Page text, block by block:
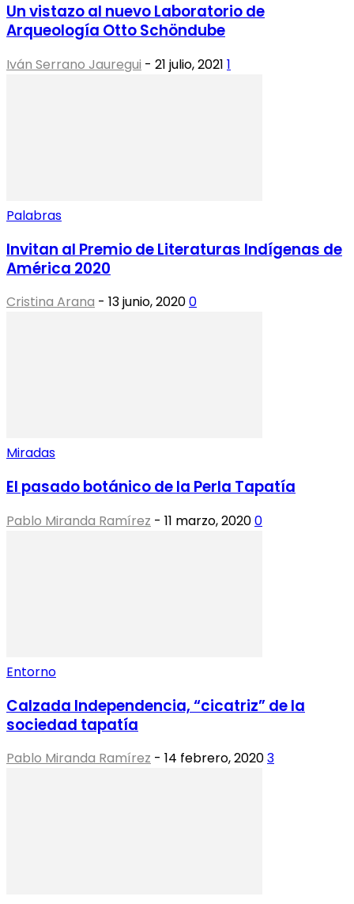
Un vistazo al nuevo Laboratorio de
Arqueología Otto Schöndube
Iván Serrano Jauregui - 21 julio, 2021 1
Palabras
Invitan al Premio de Literaturas Indígenas de
América 2020
Cristina Arana - 13 junio, 20200
Miradas
El pasado botánico de la Perla Tapatía
Pablo Miranda Ramírez - 11 marzo, 20200
Entorno
Calzada Independencia, “cicatriz” de la
sociedad tapatía
Pablo Miranda Ramírez - 14 febrero, 20203